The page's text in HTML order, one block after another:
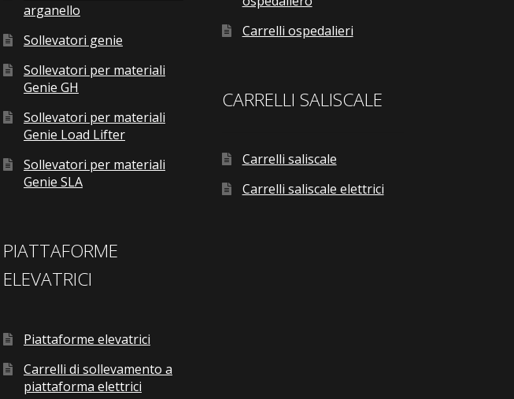
arganello
Sollevatori genie
Sollevatori per materiali
Genie GH
Sollevatori per materiali
Genie Load Lifter
Sollevatori per materiali
Genie SLA
PIATTAFORME
ELEVATRICI
Piattaforme elevatrici
Carrelli di sollevamento a
piattaforma elettrici
Carrelli ospedalieri
CARRELLI SALISCALE
Carrelli saliscale
Carrelli saliscale elettrici